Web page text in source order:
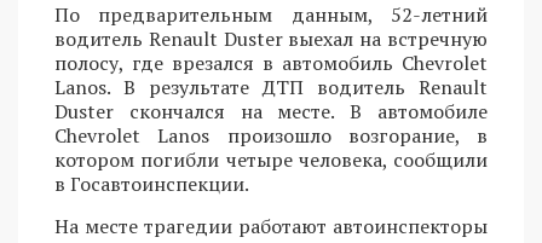
По предварительным данным, 52-летний
водитель Renault Duster выехал на встречную
полосу, где врезался в автомобиль Chevrolet
Lanos. В результате ДТП водитель Renault
Duster скончался на месте. В автомобиле
Chevrolet Lanos произошло возгорание, в
котором погибли четыре человека, сообщили
в Госавтоинспекции.
На месте трагедии работают автоинспекторы